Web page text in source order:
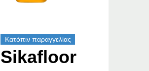
Κατόπιν παραγγελίας
Sikafloor